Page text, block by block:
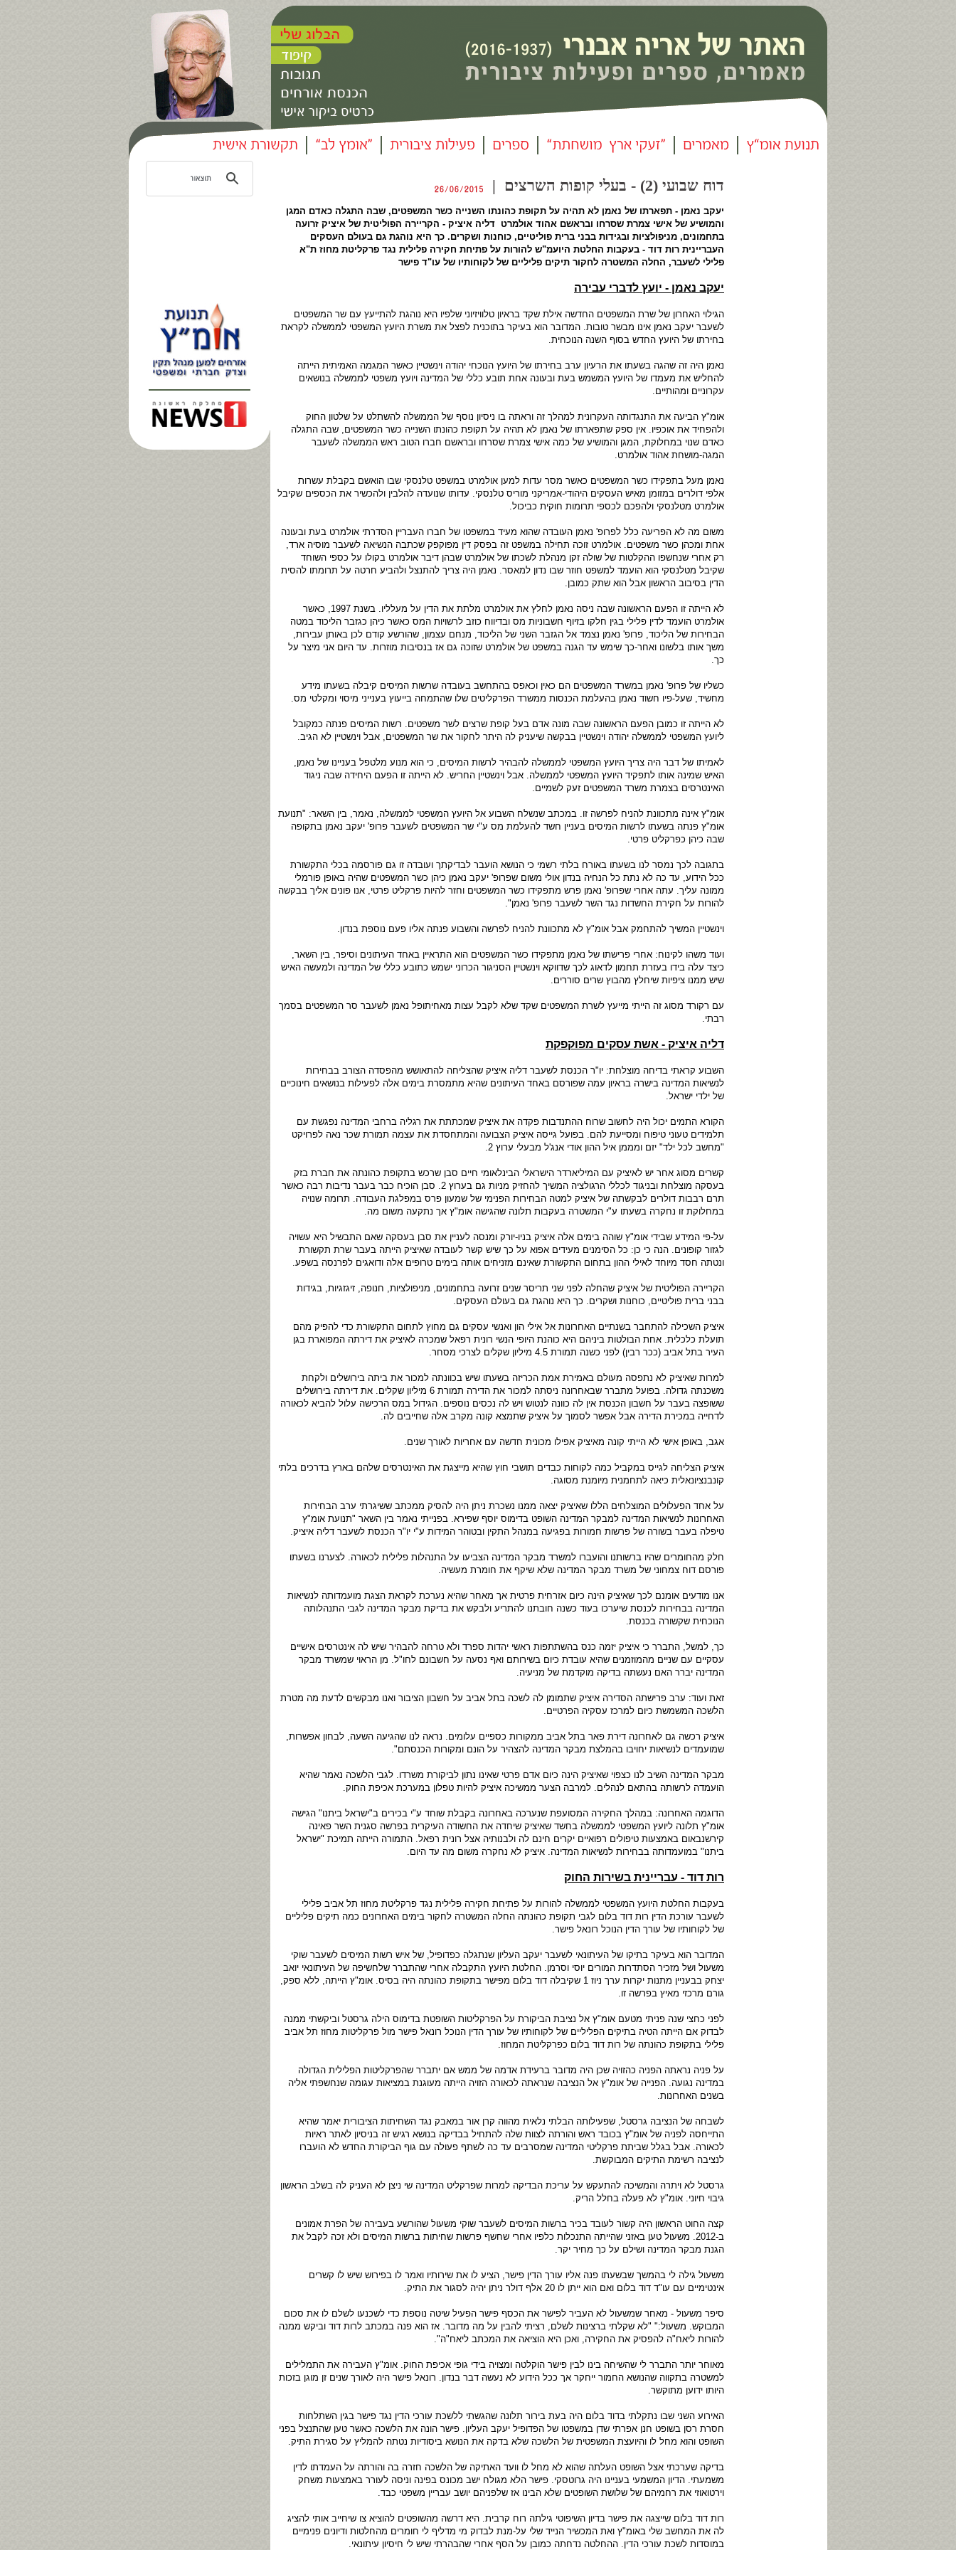
דוח שבועי (2) - בעלי קופות השרצים |
יעקב נאמן - תפארתו של נאמן לא תהיה על תקופת כהונתו השנייה כשר המשפטים, שבה התגלה כאדם המגן
והמושיע של אישי צמרת שסרחו ובראשם אהוד אולמרט דליה איציק - הקריירה הפוליטית של איציק זרועה
בתחמונים, מניפולציות ובגידות בבני ברית פוליטיים, כוחנות ושקרים. כך היא נוהגת גם בעולם העסקים
העבריינית רות דוד - בעקבות החלטת היועמ"ש להורות על פתיחת חקירה פלילית נגד פרקליטת מחוז ת"א
פלילי לשעבר, החלה המשטרה לחקור תיקים פליליים של לקוחותיו של עו"ד פישר
יעקב נאמן - יועץ לדברי עבירה
הגילוי האחרון של שרת המשפטים החדשה אילת שקד בראיון טלוויזיוני שלפיו היא נוהגת להתייעץ עם שר המשפטים
לשעבר יעקב נאמן אינו מבשר טובות. המדובר הוא בעיקר בתוכנית לפצל את משרת היועץ המשפטי לממשלה לקראת
בחירתו של היועץ החדש בסוף השנה הנוכחית.
נאמן היה זה שהגה בשעתו את הרעיון ערב בחירתו של היועץ הנוכחי יהודה וינשטיין כאשר המגמה האמיתית הייתה
להחליש את מעמדו של היועץ המשמש בעת ובעונה אחת תובע כללי של המדינה ויועץ משפטי לממשלה בנושאים
עקרוניים ומהותיים.
אומ"ץ הביעה את התנגדותה העקרונית למהלך זה וראתה בו ניסיון נוסף של הממשלה להשתלט על שלטון החוק
ולהפחיד את אוכפיו. אין ספק שתפארתו של נאמן לא תהיה על תקופת כהונתו השנייה כשר המשפטים, שבה התגלה
כאדם שנוי במחלוקת, המגן והמושיע של כמה אישי צמרת שסרחו ובראשם חברו הטוב ראש הממשלה לשעבר
המגה-מושחת אהוד אולמרט.
נאמן מעל בתפקידו כשר המשפטים כאשר מסר עדות למען אולמרט במשפט טלנסקי שבו הואשם בקבלת עשרות
אלפי דולרים במזומן מאיש העסקים היהודי-אמריקני מוריס טלנסקי. עדותו שנועדה להלבין ולהכשיר את הכספים שקיבל
אולמרט מטלנסקי ולהפכם לכספי תרומות חוקית כביכול.
משום מה לא הפריעה כלל לפרופ' נאמן העובדה שהוא מעיד במשפטו של חברו העבריין הסדרתי אולמרט בעת ובעונה
אחת ומכהן כשר משפטים. אולמרט זוכה תחילה במשפט זה בפסק דין מפוקפק שכתבה הנשיאה לשעבר מוסיה ארד,
רק אחרי שנחשפו ההקלטות של שולה זקן מנהלת לשכתו של אולמרט שבהן דיבר אולמרט בקולו על כספי השוחד
שקיבל מטלנסקי הוא הועמד למשפט חוזר שבו נדון למאסר. נאמן היה צריך להתנצל ולהביע חרטה על תרומתו להסית
הדין בסיבוב הראשון אבל הוא שתק כמובן.
לא הייתה זו הפעם הראשונה שבה ניסה נאמן לחלץ את אולמרט מלתת את הדין על מעלליו. בשנת 1997, כאשר
אולמרט הועמד לדין פלילי בגין חלקו בזיוף חשבוניות מס ובדיווח כוזב לרשויות המס כאשר כיהן כגזבר הליכוד במטה
הבחירות של הליכוד, פרופ' נאמן נצמד אל הגזבר השני של הליכוד, מנחם עצמון, שהורשע קודם לכן באותן עבירות,
משך אותו בלשונו ואחר-כך שימש עד הגנה במשפט של אולמרט שזוכה גם אז בנסיבות מוזרות. עד היום אני מיצר על
כך.
כשליו של פרופ' נאמן במשרד המשפטים הם כאין וכאפס בהתחשב בעובדה שרשות המיסים קיבלה בשעתו מידע
מחשיד, שעל-פיו חשוד נאמן בהעלמת הכנסות ממשרד הפרקליטים שלו שהתמחה בייעוץ בענייני מיסוי ומקלטי מס.
לא הייתה זו כמובן הפעם הראשונה שבה מונה אדם בעל קופת שרצים לשר משפטים. רשות המיסים פנתה כמקובל
ליועץ המשפטי לממשלה יהודה וינשטיין בבקשה שיעניק לה היתר לחקור את שר המשפטים, אבל וינשטיין לא הגיב.
לאמיתו של דבר היה צריך היועץ המשפטי לממשלה להבהיר לרשות המיסים, כי הוא מנוע מלטפל בעניינו של נאמן,
האיש שמינה אותו לתפקיד היועץ המשפטי לממשלה. אבל וינשטיין החריש. לא הייתה זו הפעם היחידה שבה ניגוד
האינטרסים בצמרת משרד המשפטים זעק לשמיים.
אומ"ץ אינה מתכוונת להניח לפרשה זו. במכתב שנשלח השבוע אל היועץ המשפטי לממשלה, נאמר, בין השאר: "תנועת
אומ"ץ פנתה בשעתו לרשות המיסים בעניין חשד להעלמת מס ע"י שר המשפטים לשעבר פרופ' יעקב נאמן בתקופה
שבה כיהן כפרקליט פרטי.
בתגובה לכך נמסר לנו בשעתו באורח בלתי רשמי כי הנושא הועבר לבדיקתך ועובדה זו גם פורסמה בכלי התקשורת
ככל הידוע, עד כה לא נתת כל הנחיה בנדון אולי משום שפרופ' יעקב נאמן כיהן כשר המשפטים שהיה באופן פורמלי
ממונה עליך. עתה אחרי שפרופ' נאמן פרש מתפקידו כשר המשפטים וחזר להיות פרקליט פרטי, אנו פונים אליך בבקשה
להורות על חקירת החשדות נגד השר לשעבר פרופ' נאמן".
וינשטיין המשיך להתחמק אבל אומ"ץ לא מתכוונת להניח לפרשה והשבוע פנתה אליו פעם נוספת בנדון.
ועוד משהו לקינוח: אחרי פרישתו של נאמן מתפקידו כשר המשפטים הוא התראיין באחד העיתונים וסיפר, בין השאר,
כיצד עלה בידו בעזרת תחמון לדאוג לכך שדווקא וינשטיין הסניגור הכרוני ישמש כתובע כללי של המדינה ולמעשה האיש
שיש ממנו ציפיות שיחלץ מהבוץ שרים סוררים.
עם רקורד מסוג זה הייתי מייעץ לשרת המשפטים שקד שלא לקבל עצות מאחיתופל נאמן לשעבר סר המשפטים בסמך
רבתי.
דליה איציק - אשת עסקים מפוקפקת
השבוע קראתי בדיחה מוצלחת: יו"ר הכנסת לשעבר דליה איציק שהצליחה להתאושש מהפסדה הצורב בבחירות
לנשיאות המדינה בישרה בראיון עמה שפורסם באחד העיתונים שהיא מתמסרת בימים אלה לפעילות בנושאים חינוכיים
של ילדי ישראל.
הקורא התמים יכול היה לחשוב שרוח ההתנדבות פקדה את איציק שמכתתת את רגליה ברחבי המדינה נפגשת עם
תלמידים טעוני טיפוח ומסייעת להם. בפועל גייסה איציק הצבועה והמתחסדת את עצמה תמורת שכר נאה לפרויקט
"מחשב לכל ילד" יזם ומממן איל ההון אודי אנג'ל מבעלי ערוץ 2.
קשרים מסוג אחר יש לאיציק עם המיליארדר הישראלי הבינלאומי חיים סבן שרכש בתקופת כהונתה את חברת בזק
בעסקה מוצלחת ובניגוד לכללי הרגולציה המשיך להחזיק מניות גם בערוץ 2. סבן הוכיח כבר בעבר נדיבות רבה כאשר
תרם רבבות דולרים לבקשתה של איציק למטה הבחירות הפנימי של שמעון פרס במפלגת העבודה. תרומה שנויה
במחלוקת זו נחקרה בשעתו ע"י המשטרה בעקבות תלונה שהגישה אומ"ץ אך נתקעה משום מה.
על-פי המידע שבידי אומ"ץ שוהה בימים אלה איציק בניו-יורק ומנסה לעניין את סבן בעסקה שאם התבשיל היא עשויה
לגזור קופונים. הנה כי כן: כל הסימנים מעידים אפוא על כך שיש קשר לעובדה שאיציק הייתה בעבר שרת תקשורת
ונטתה חסד מיוחד לאילי ההון בתחום התקשורת שאינם מזניחים אותה בימים טרופים אלה ודואגים לפרנסה בשפע.
הקריירה הפוליטית של איציק שהחלה לפני שני תריסר שנים זרועה בתחמונים, מניפולציות, חנופה, זיגזגיות, בגידות
בבני ברית פוליטיים, כוחנות ושקרים. כך היא נוהגת גם בעולם העסקים.
איציק השכילה להתחבר בשנתיים האחרונות אל אילי הון ואנשי עסקים גם מחוץ לתחום התקשורת כדי להפיק מהם
תועלת כלכלית. אחת הבולטות ביניהם היא כוהנת היופי הנשי רונית רפאל שמכרה לאיציק את דירתה המפוארת בגן
העיר בתל אביב (ככר רבין) לפני כשנה תמורת 4.5 מיליון שקלים לצרכי מסחר.
למרות שאיציק לא נתפסה מעולם באמירת אמת הכריזה בשעתו שיש בכוונתה למכור את ביתה בירושלים ולקחת
משכנתה גדולה. בפועל מתברר שבאחרונה ניסתה למכור את הדירה תמורת 6 מיליון שקלים. את דירתה בירושלים
ששופצה בעבר על חשבון הכנסת אין לה כוונה לנטוש ויש לה נכסים נוספים. הגידול במס הרכישה עלול להביא לכאורה
לדחייה במכירת הדירה אבל אפשר לסמוך על איציק שתמצא קונה מקרב אלה שחייבים לה.
אגב, באופן אישי לא הייתי קונה מאיציק אפילו מכונית חדשה עם אחריות לאורך שנים.
איציק הצליחה לגייס במקביל כמה לקוחות כבדים תושבי חוץ שהיא מייצגת את האינטרסים שלהם בארץ בדרכים בלתי
קונבנציונאלית כיאה לתחמנית מיומנת מסוגה.
על אחד הפעלולים המוצלחים הללו שאיציק יצאה ממנו נשכרת ניתן היה להסיק ממכתב ששיגרתי ערב הבחירות
האחרונות לנשיאות המדינה למבקר המדינה השופט בדימוס יוסף שפירא. בפנייתי נאמר בין השאר "תנועת אומ"ץ
טיפלה בעבר בשורה של פרשות חמורות בפגיעה במנהל התקין ובטוהר המידות ע"י יו"ר הכנסת לשעבר דליה איציק.
חלק מהחומרים שהיו ברשותנו והועברו למשרד מבקר המדינה הצביעו על התנהלות פלילית לכאורה. לצערנו בשעתו
פורסם דוח צמחוני של משרד מבקר המדינה שלא שיקף את חומרת מעשיה.
אנו מודעים אומנם לכך שאיציק הינה כיום אזרחית פרטית אך מאחר שהיא נערכת לקראת הצגת מועמדותה לנשיאות
המדינה בבחירות לכנסת שיערכו בעוד כשנה חובתנו להתריע ולבקש את בדיקת מבקר המדינה לגבי התנהלותה
הנוכחית שקשורה בכנסת.
כך, למשל, התברר כי איציק יזמה כנס בהשתתפות ראשי יהדות ספרד ולא טרחה להבהיר שיש לה אינטרסים אישיים
עסקיים עם שניים מהמוזמנים שהיא עובדת כיום בשירותם ואף נסעה על חשבונם לחו"ל. מן הראוי שמשרד מבקר
המדינה יברר האם נעשתה בדיקה מוקדמת של מניעיה.
זאת ועוד: ערב פרישתה הסדירה איציק שתמומן לה לשכה בתל אביב על חשבון הציבור ואנו מבקשים לדעת מה מטרת
הלשכה המשמשת כיום למרכז עסקיה הפרטיים.
איציק רכשה גם לאחרונה דירת פאר בתל אביב ממקורות כספיים עלומים. נראה לנו שהגיעה השעה, לבחון אפשרות,
שמועמדים לנשיאות יחויבו בהמלצת מבקר המדינה להצהיר על הונם ומקורות הכנסתם".
מבקר המדינה השיב לנו כצפוי שאיציק הינה כיום אדם פרטי שאינו נתון לביקורת משרדו. לגבי הלשכה נאמר שהיא
הועמדה לרשותה בהתאם לנהלים. למרבה הצער ממשיכה איציק להיות טפלון במערכת אכיפת החוק.
הדוגמה האחרונה: במהלך החקירה המסועפת שנערכה באחרונה בקבלת שוחד ע"י בכירים ב"ישראל ביתנו" הגישה
אומ"ץ תלונה ליועץ המשפטי לממשלה בחשד שאיציק שיחדה את החשודה העיקרית בפרשה סגנית השר פאינה
קירשנבאום באמצעות טיפולים רפואיים יקרים חינם לה ולבנותיה אצל רונית רפאל. התמורה הייתה תמיכת "ישראל
ביתנו" במועמדותה בבחירות לנשיאות המדינה. איציק לא נחקרה משום מה עד היום.
רות דוד - עבריינית בשירות החוק
בעקבות החלטת היועץ המשפטי לממשלה להורות על פתיחת חקירה פלילית נגד פרקליטת מחוז תל אביב פלילי
לשעבר עורכת הדין רות דוד בלום לגבי תקופת כהונתה החלה המשטרה לחקור בימים האחרונים כמה תיקים פליליים
של לקוחותיו של עורך הדין הנוכל רונאל פישר.
המדובר הוא בעיקר בתיקו של העיתונאי לשעבר יעקב העליון שנתגלה כפדופיל, של איש רשות המיסים לשעבר שוקי
משעול ושל מזכיר הסתדרות המורים יוסי וסרמן. החלטת היועץ התקבלה אחרי שהתברר שלחשיפה של העיתונאי יואב
יצחק בבעניין מתנות יקרות ערך ניוז 1 שקיבלה דוד בלום מפישר בתקופת כהונתה היה בסיס. אומ"ץ הייתה, ללא ספק,
גורם מרכזי מאיץ בפרשה זו.
לפני כחצי שנה פניתי מטעם אומ"ץ אל נציבת הביקורת על הפרקליטות השופטת בדימוס הילה גרסטל וביקשתי ממנה
לבדוק אם הייתה הטיה בתיקים הפליליים של לקוחותיו של עורך הדין הנוכל רונאל פישר מול פרקליטות מחוז תל אביב
פלילי בתקופת כהונתה של רות דוד בלום כפרקליטת המחוז.
על פניה נראתה הפניה כהזויה שכן היה מדובר ברעידת אדמה של ממש אם יתברר שהפרקליטות הפלילית הגדולה
במדינה נגועה. הפנייה של אומ"ץ אל הנציבה שנראתה לכאורה הזויה הייתה מעוגנת במציאות עגומה שנחשפתי אליה
בשנים האחרונות.
לשבחה של הנציבה גרסטל, שפעילותה הבלתי נלאית מהווה קרן אור במאבק נגד השחיתות הציבורית יאמר שהיא
התייחסה לפניה של אומ"ץ בכובד ראש והורתה לצוות שלה להתחיל בבדיקה בנושא רגיש זה בניסיון לאתר ראיות
לכאורה. אבל בגלל שביתת פרקליטי המדינה שמסרבים עד כה לשתף פעולה עם גוף הביקורת החדש לא הועברו
לנציבה רשימת התיקים המבוקשת.
גרסטל לא ויתרה והמשיכה להתעקש על עריכת הבדיקה למרות שפרקליט המדינה שי ניצן לא העניק לה בשלב הראשון
גיבוי חיוני. אומ"ץ לא פעלה בחלל הריק.
קצה החוט הראשון היה קשור לעובד בכיר ברשות המיסים לשעבר שוקי משעול שהורשע בעבירה של הפרת אמונים
ב-2012. משעול טען באזני שהייתה התנכלות כלפיו אחרי שחשף פרשות שחיתות ברשות המיסים ולא זכה לקבל את
הגנת מבקר המדינה ושילם על כך מחיר יקר.
משעול גילה לי בהמשך שבשעתו פנה אליו עורך הדין פישר, הציע לו את שירותיו ואמר לו בפירוש שיש לו קשרים
אינטימיים עם עו"ד דוד בלום ואם הוא ייתן לו 20 אלף דולר ניתן יהיה לסגור את התיק.
סיפר משעול - מאחר שמשעול לא העביר לפישר את הכסף פישר הפעיל שיטה נוספת כדי לשכנעו לשלם לו את סכום
המבוקש. משעול:" "לא שקלתי ברצינות לשלם, רציתי להבין על מה מדובר. אז הוא פנה במכתב לרות דוד וביקש ממנה
להורות ליאח"ה להפסיק את החקירה, ואכן היא הוציאה את המכתב ליאח"ה".
מאוחר יותר התברר לי שהשיחה בינו לבין פישר הוקלטה ומצויה בידי גופי אכיפת החוק. אומ"ץ העבירה את התמלילים
למשטרה בתקווה שהנושא החמור ייחקר אך ככל הידוע לא נעשה דבר בנדון. רונאל פישר היה לאורך שנים זן מוגן בזכות
היותו ידוען מתוקשר.
האירוע השני שבו נתקלתי בדוד בלום היה בעת בירור תלונה שהגשתי ללשכת עורכי הדין נגד פישר בגין השתלחות
חסרת רסן בשופט חנן אפרתי שדן במשפטו של הפדופיל יעקב העליון. פישר הונה את הלשכה כאשר טען שהתנצל בפני
השופט והוא מחל לו והיועצת המשפטית של הלשכה שלא בדקה את הנושא ביסודיות נטתה להמליץ על סגירת התיק.
בדיקה שערכתי אצל השופט העלתה שהוא לא מחל לו וועד האתיקה של הלשכה חזרה בה והורתה על העמדתו לדין
משמעתי. הדיון המשמעי בעניינו היה גרוטסקי. פישר הלא מגולח ישב מכונס בפינה וניסה לעורר באמצעות משחק
וירטואוזי את רחמיהם של שלושת השופטים שלא הבינו אז שלפניהם יושב עבריין משפטי כבד.
רות דוד בלום שייצגה את פישר בדיון השיפוטי גילתה רוח קרבית. היא דרשה מהשופטים להוציא צו שיחייב אותי להציג
לה את המחשב שלי באומ"ץ ואת המכשיר הנייד שלי על-מנת לבדוק מי מדליף לי חומרים מהחלטות ודיונים פנימיים
במוסדות לשכת עורכי הדין. ההחלטה נדחתה כמובן על הסף אחרי שהבהרתי שיש לי חיסיון עיתונאי.